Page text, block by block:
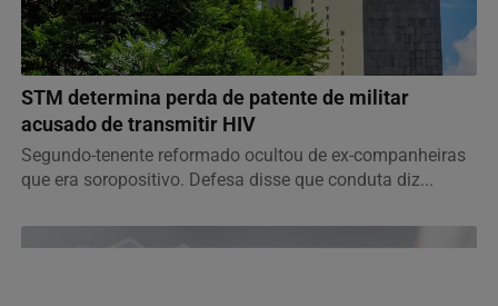
JUSTIÇA
STM determina perda de patente de militar
acusado de transmitir HIV
Segundo-tenente reformado ocultou de ex-companheiras
que era soropositivo. Defesa disse que conduta diz...